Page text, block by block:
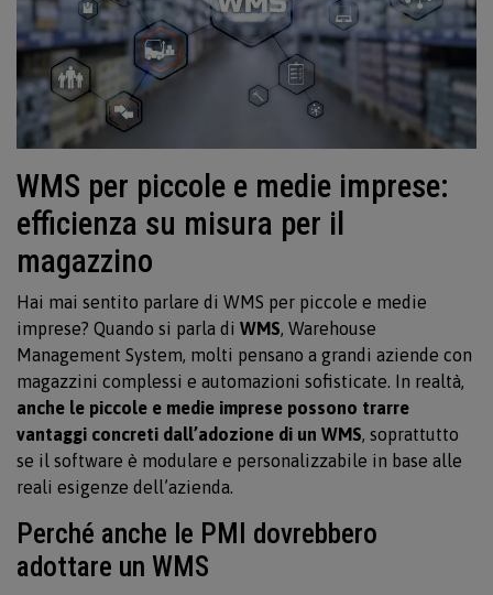
WMS per piccole e medie imprese:
efficienza su misura per il
magazzino
Hai mai sentito parlare di WMS per piccole e medie
imprese? Quando si parla di WMS, Warehouse
Management System, molti pensano a grandi aziende con
magazzini complessi e automazioni sofisticate. In realtà,
anche le piccole e medie imprese possono trarre
vantaggi concreti dall’adozione di un WMS, soprattutto
se il software è modulare e personalizzabile in base alle
reali esigenze dell’azienda.
Perché anche le PMI dovrebbero
adottare un WMS